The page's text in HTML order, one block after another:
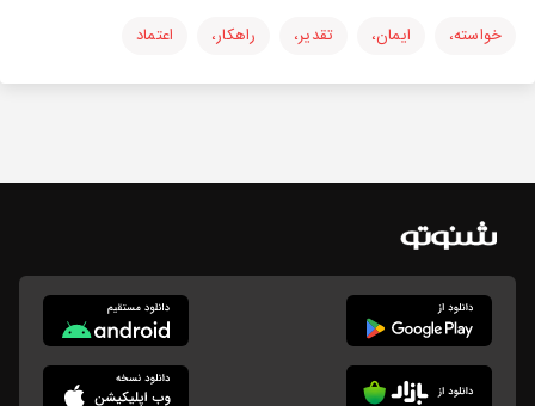
خواسته، ایمان، تقدیر، راهکار، اعتماد